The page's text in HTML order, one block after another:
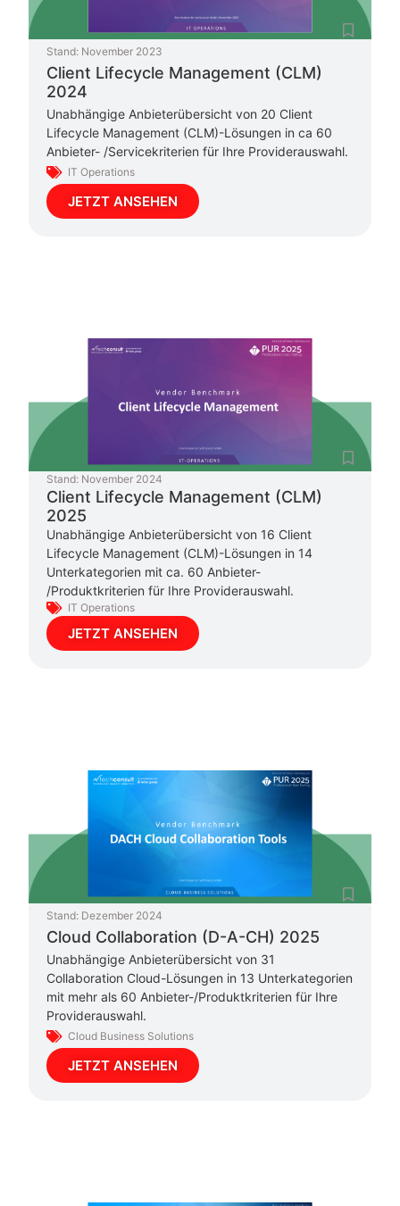
Stand: November 2023
Client Lifecycle Management (CLM)
2024
Unabhängige Anbieterübersicht von 20 Client
Lifecycle Management (CLM)-Lösungen in ca 60
Anbieter- /Servicekriterien für Ihre Providerauswahl.
IT Operations
JETZT ANSEHEN
Stand: November 2024
Client Lifecycle Management (CLM)
2025
Unabhängige Anbieterübersicht von 16 Client
Lifecycle Management (CLM)-Lösungen in 14
Unterkategorien mit ca. 60 Anbieter-
/Produktkriterien für Ihre Providerauswahl.
IT Operations
JETZT ANSEHEN
Stand: Dezember 2024
Cloud Collaboration (D-A-CH) 2025
Unabhängige Anbieterübersicht von 31
Collaboration Cloud-Lösungen in 13 Unterkategorien
mit mehr als 60 Anbieter-/Produktkriterien für Ihre
Providerauswahl.
Cloud Business Solutions
JETZT ANSEHEN